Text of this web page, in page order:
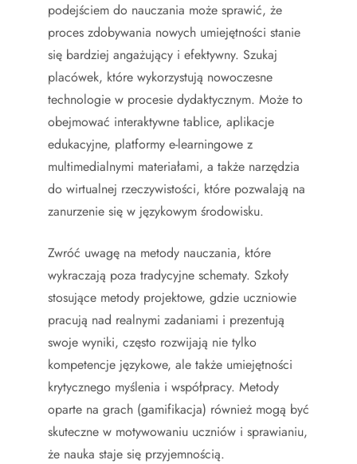
podejściem do nauczania może sprawić, że
proces zdobywania nowych umiejętności stanie
się bardziej angażujący i efektywny. Szukaj
placówek, które wykorzystują nowoczesne
technologie w procesie dydaktycznym. Może to
obejmować interaktywne tablice, aplikacje
edukacyjne, platformy e-learningowe z
multimedialnymi materiałami, a także narzędzia
do wirtualnej rzeczywistości, które pozwalają na
zanurzenie się w językowym środowisku.
Zwróć uwagę na metody nauczania, które
wykraczają poza tradycyjne schematy. Szkoły
stosujące metody projektowe, gdzie uczniowie
pracują nad realnymi zadaniami i prezentują
swoje wyniki, często rozwijają nie tylko
kompetencje językowe, ale także umiejętności
krytycznego myślenia i współpracy. Metody
oparte na grach (gamifikacja) również mogą być
skuteczne w motywowaniu uczniów i sprawianiu,
że nauka staje się przyjemnością.